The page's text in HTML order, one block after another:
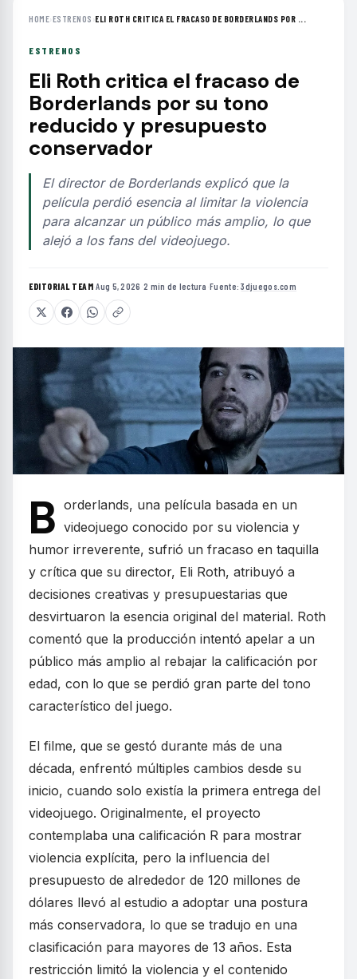
HOME›ESTRENOS ›ELI ROTH CRITICA EL FRACASO DE BORDERLANDS POR ...
ESTRENOS
Eli Roth critica el fracaso de
Borderlands por su tono
reducido y presupuesto
conservador
El director de Borderlands explicó que la
película perdió esencia al limitar la violencia
para alcanzar un público más amplio, lo que
alejó a los fans del videojuego.
EDITORIAL TEAM·Aug 5, 2026 ·2 min de lectura ·Fuente:3djuegos.com
B orderlands, una película basada en un
videojuego conocido por su violencia y
humor irreverente, sufrió un fracaso en taquilla
y crítica que su director, Eli Roth, atribuyó a
decisiones creativas y presupuestarias que
desvirtuaron la esencia original del material. Roth
comentó que la producción intentó apelar a un
público más amplio al rebajar la calificación por
edad, con lo que se perdió gran parte del tono
característico del juego.
El filme, que se gestó durante más de una
década, enfrentó múltiples cambios desde su
inicio, cuando solo existía la primera entrega del
videojuego. Originalmente, el proyecto
contemplaba una calificación R para mostrar
violencia explícita, pero la influencia del
presupuesto de alrededor de 120 millones de
dólares llevó al estudio a adoptar una postura
más conservadora, lo que se tradujo en una
clasificación para mayores de 13 años. Esta
restricción limitó la violencia y el contenido